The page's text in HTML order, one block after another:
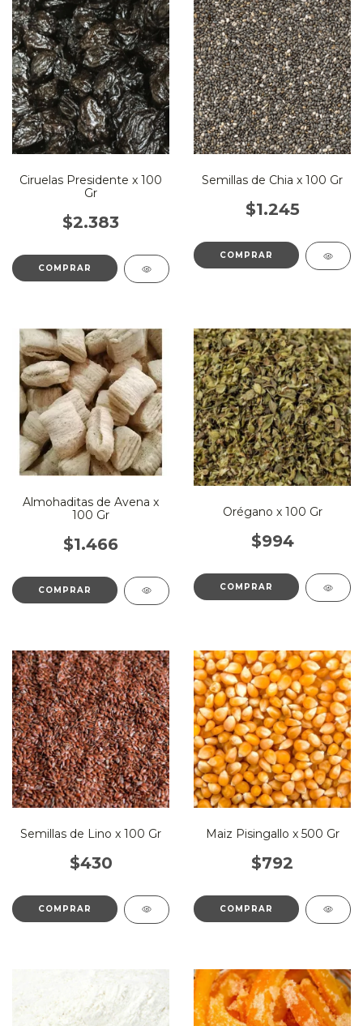
Ciruelas Presidente x 100
Gr
$2.383
Semillas de Chia x 100 Gr
$1.245
Almohaditas de Avena x
100 Gr
$1.466
Orégano x 100 Gr
$994
Semillas de Lino x 100 Gr
$430
Maiz Pisingallo x 500 Gr
$792